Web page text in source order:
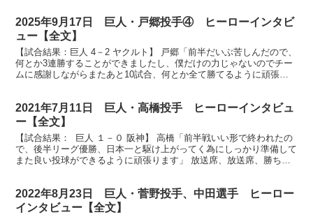
2025年9月17日 巨人・戸郷投手④ ヒーローインタビ
ュー【全文】
【試合結果：巨人 4－2 ヤクルト】 戸郷「前半だいぶ苦しんだので、
何とか3連勝することができましたし、僕だけの力じゃないのでチー
ムに感謝しながらまたあと10試合、何とか全て勝てるように頑張り
2021年7月11日 巨人・高橋投手 ヒーローインタビュ
ー【全文】
【試合結果： 巨人 １－０ 阪神】 高橋「前半戦いい形で終われたの
で、後半リーグ優勝、日本一と駆け上がってく為にしっかり準備して
また良い投球ができるように頑張ります」 放送席、放送席、勝ちま
2022年8月23日 巨人・菅野投手、中田選手 ヒーロー
インタビュー【全文】